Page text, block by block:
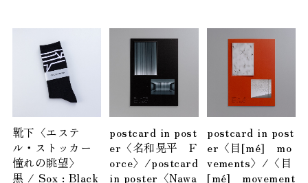
靴下〈エステ
ル・ストッカー
憧れの眺望〉
黒 / Sox : Black
postcard in post
er〈名和晃平 F
orce〉/postcard
in poster〈Nawa
postcard in post
er〈目[mé] mo
vements〉/〈目
[mé] movement